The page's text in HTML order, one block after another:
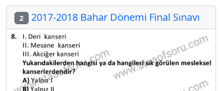
2 2017-2018 Bahar Dönemi Final Sınavı